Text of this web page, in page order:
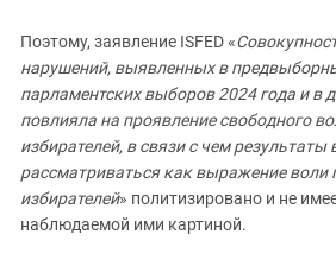
Поэтому, заявление ISFED «
нарушений, выявленных в
парламентских выборов 2024 года и в
повлияла на проявление свободного
избирателей, в связи с чем
рассматриваться как выражение воли
избирателей» политизировано и не
наблюдаемой ими картиной.